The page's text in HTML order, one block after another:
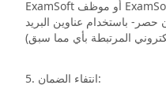
ExamSoft أو موظف ExamSoft أو ممتحَن آخر أو أي شخص أو
باستخدام عناوين البريد
5. انتفاء الضمان: